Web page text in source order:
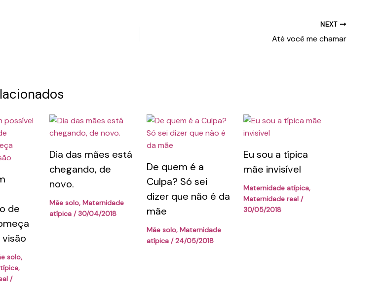
NEXT
Até você me chamar
de
solo,
,
/
Dia das mães está
chegando, de
novo.
Mãe solo,Maternidade
atípica / 30/04/2018
De quem é a
Culpa? Só sei
dizer que não é da
mãe
Mãe solo, Maternidade
atípica/24/05/2018
Eu sou a típica
mãe invisível
Maternidade atípica,
Maternidade real/
30/05/2018